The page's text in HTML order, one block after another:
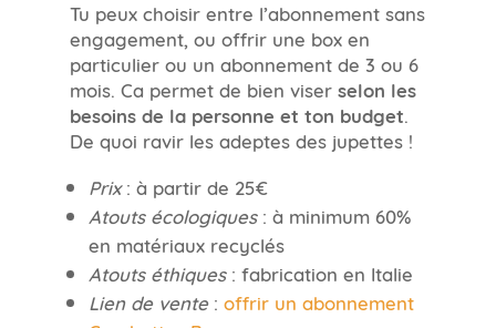
Tu peux choisir entre l’abonnement sans
engagement, ou offrir une box en
particulier ou un abonnement de 3 ou 6
mois. Ca permet de bien viser selon les
besoins de la personne et ton budget.
De quoi ravir les adeptes des jupettes !
Prix: à partir de 25€
Atouts écologiques: à minimum 60%
en matériaux recyclés
Atouts éthiques: fabrication en Italie
Lien de vente: offrir un abonnement